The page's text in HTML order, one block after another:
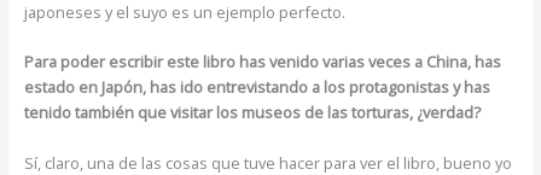
japoneses y el suyo es un ejemplo perfecto.
Para poder escribir este libro has venido varias veces a China, has
estado en Japón, has ido entrevistando a los protagonistas y has
tenido también que visitar los museos de las torturas, ¿verdad?
Sí, claro, una de las cosas que tuve hacer para ver el libro, bueno yo